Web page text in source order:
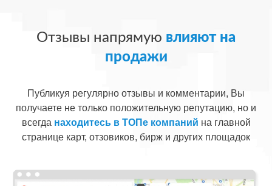
Отзывы напрямую влияют на
продажи
Публикуя регулярно отзывы и комментарии, Вы
получаете не только положительную репутацию, но и
всегда находитесь в ТОПе компаний на главной
странице карт, отзовиков, бирж и других площадок